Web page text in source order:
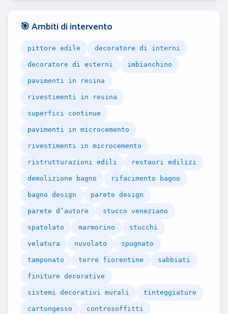
🎯 Ambiti di intervento
pittore edile decoratore di interni
decoratore di esterni imbianchino
pavimenti in resina
rivestimenti in resina
superfici continue
pavimenti in microcemento
rivestimenti in microcemento
ristrutturazioni edili restauri edilizi
demolizione bagno rifacimento bagno
bagno design parete design
parete d’autore stucco veneziano
spatolato marmorino stucchi
velatura nuvolato spugnato
tamponato terre fiorentine sabbiati
finiture decorative
sistemi decorativi murali tinteggiature
cartongesso controsoffitti